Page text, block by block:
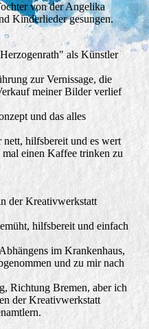
von der Angelika
Kinderlieder gesungen.
als Künstler
zur Vernissage, die
meiner Bilder verlief
und das alles
nett, hilfsbereit und es wert
einen Kaffee trinken zu
der Kreativwerkstatt
hilfsbereit und einfach
im Krankenhaus,
und zu mir nach
Richtung Bremen, aber ich
der Kreativwerkstatt